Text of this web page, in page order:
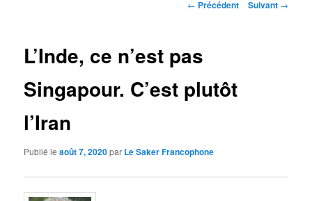
Navigation
← Précédent Suivant →
L’Inde, ce n’est pas
Singapour. C’est plutôt
l’Iran
Publié leaoût 7, 2020par Le Saker Francophone